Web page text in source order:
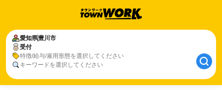
愛知県豊川市
受付
特徴/給与/雇用形態を選択してください
キーワードを選択してください